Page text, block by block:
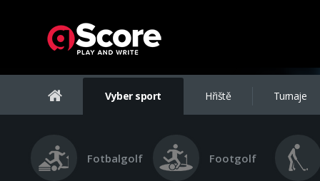
Vyber sport Hřiště Turnaje
Fotbalgolf Footgolf